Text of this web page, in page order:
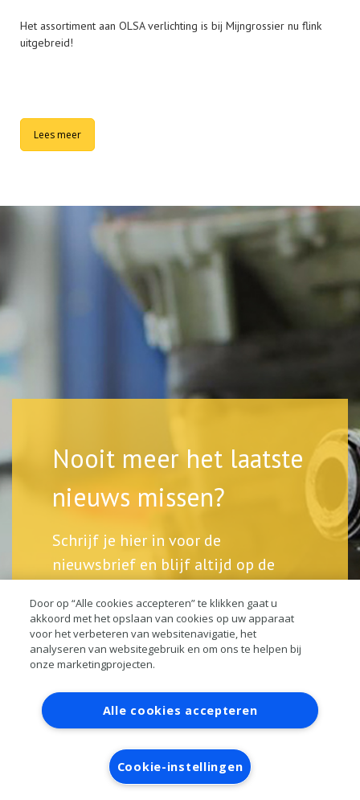
Het assortiment aan OLSA verlichting is bij Mijngrossier nu flink
uitgebreid!
Lees meer
Nooit meer het laatste
nieuws missen?
Schrijf je hier in voor de
nieuwsbrief en blijf altijd op de
Account aanvragen
Inloggen
RAI bestanden
Privacy
Algemene voorwaarden
Door op “Alle cookies accepteren” te klikken gaat u
akkoord met het opslaan van cookies op uw apparaat
voor het verbeteren van websitenavigatie, het
analyseren van websitegebruik en om ons te helpen bij
onze marketingprojecten.
Alle cookies accepteren
Cookie-instellingen